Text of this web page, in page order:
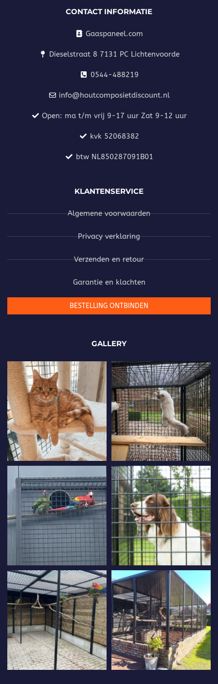
CONTACT INFORMATIE
Gaaspaneel.com
Dieselstraat 8 7131 PC Lichtenvoorde
0544-488219
info@houtcomposietdiscount.nl
Open: ma t/m vrij 9-17 uur Zat 9-12 uur
kvk 52068382
btw NL850287091B01
KLANTENSERVICE
Algemene voorwaarden
Privacy verklaring
Verzenden en retour
Garantie en klachten
BESTELLING ONTBINDEN
GALLERY